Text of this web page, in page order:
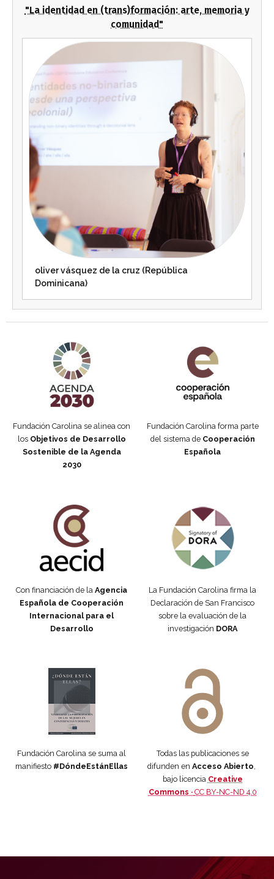
"La identidad en (trans)formación: arte, memoria y
comunidad"
oliver vásquez de la cruz (República
Dominicana)
Fundación Carolina se alinea con
los Objetivos de Desarrollo
Sostenible de la Agenda
2030
Fundación Carolina forma parte
del sistema de Cooperación
Española
Con financiación de la Agencia
Española de Cooperación
Internacional para el
Desarrollo
La Fundación Carolina firma la
Declaración de San Francisco
sobre la evaluación de la
investigación DORA
Fundación Carolina se suma al
manifiesto #DóndeEstánEllas
Todas las publicaciones se
difunden en Acceso Abierto,
bajo licencia Creative
Commons · CC BY-NC-ND 4.0